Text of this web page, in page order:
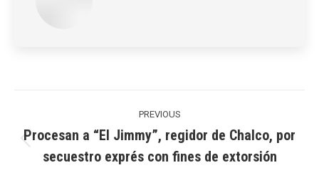
PREVIOUS
Previous
post:
Procesan a “El Jimmy”, regidor de Chalco, por
secuestro exprés con fines de extorsión